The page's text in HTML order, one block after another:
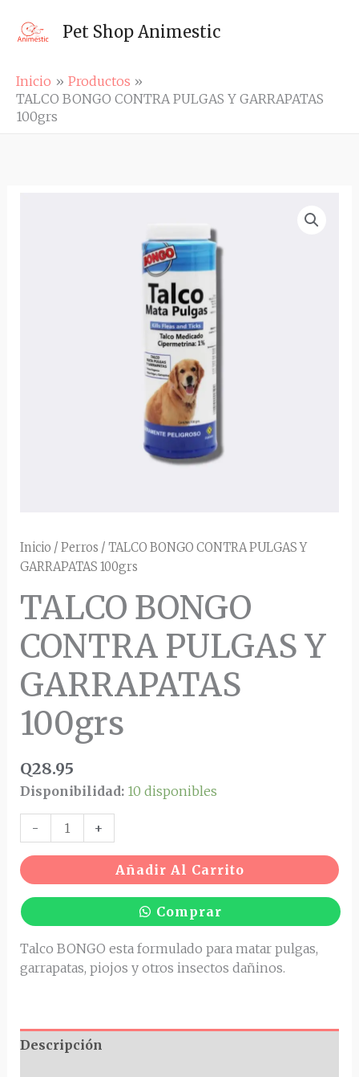
Pet Shop Animestic
Inicio
Productos
TALCO BONGO CONTRA PULGAS Y GARRAPATAS
100grs
Inicio / Perros / TALCO BONGO CONTRA PULGAS Y
GARRAPATAS 100grs
TALCO BONGO
CONTRA PULGAS Y
GARRAPATAS
100grs
Q28.95
Disponibilidad: 10 disponibles
- +
Añadir Al Carrito
Comprar
Talco BONGO esta formulado para matar pulgas,
garrapatas, piojos y otros insectos dañinos.
Descripción